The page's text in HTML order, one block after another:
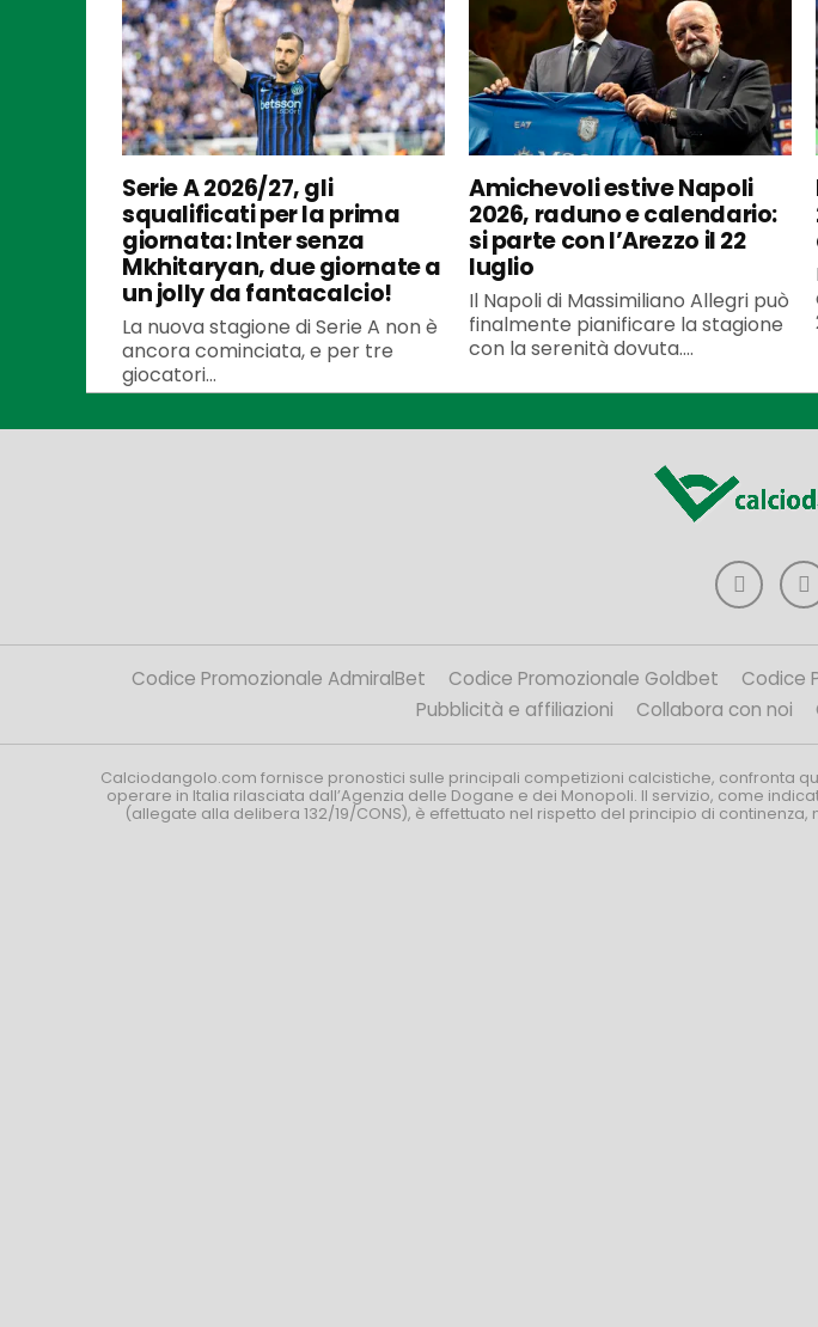
Serie A 2026/27, gli
squalificati per la prima
giornata: Inter senza
Mkhitaryan, due giornate a
un jolly da fantacalcio!
La nuova stagione di Serie A non è
ancora cominciata, e per tre
giocatori...
Amichevoli estive Napoli
2026, raduno e calendario:
si parte con l’Arezzo il 22
luglio
Il Napoli di Massimiliano Allegri può
finalmente pianificare la stagione
con la serenità dovuta....
Codice Promozionale AdmiralBet Codice Promozionale Goldbet Codice
Pubblicità e affiliazioni
Collabora con noi
Calciodangolo.com fornisce pronostici sulle principali competizioni calcistiche, confronta
operare in Italia rilasciata dall’Agenzia delle Dogane e dei Monopoli. Il servizio, come
(allegate alla delibera 132/19/CONS), è effettuato nel rispetto del principio di